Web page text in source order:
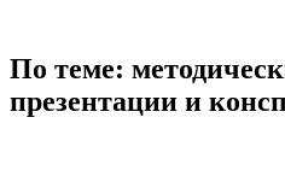
По теме:
презентации и